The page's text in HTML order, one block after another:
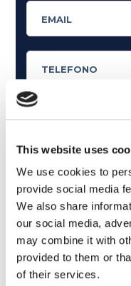
This website uses
We use cookies to
provide social media
We also share
our social media,
may combine it with
provided to them or
of their services.
Cosa ti piace leggere?
Articoli dedicati
Articoli dedicati a
Articoli con tips e
Articoli divertenti
In quanto di età
al trattamento dei miei